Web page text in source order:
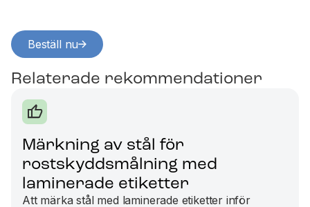
Beställ nu
Relaterade rekommendationer
Märkning av stål för
rostskyddsmålning med
laminerade etiketter
Att märka stål med laminerade etiketter inför